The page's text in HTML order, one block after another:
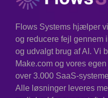
Flows Systems hjælper
og reducere fejl gennem
og udvalgt brug af AI. Vi
Make.com og vores
over 3.000 SaaS-
Alle løsninger leveres